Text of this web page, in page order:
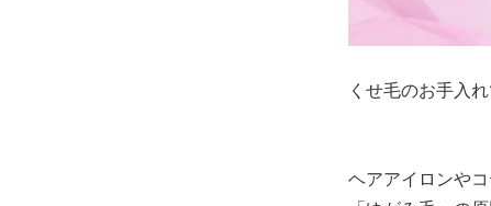
くせ毛のお手入
ヘアアイロンや